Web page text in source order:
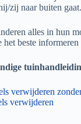
zij naar buiten gaat.
alles in hun
beste
verwijderen
verwijderen